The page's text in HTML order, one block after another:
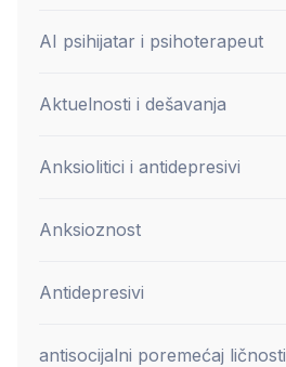
AI psihijatar i psihoterapeut
Aktuelnosti i dešavanja
Anksiolitici i antidepresivi
Anksioznost
Antidepresivi
antisocijalni poremećaj ličnosti